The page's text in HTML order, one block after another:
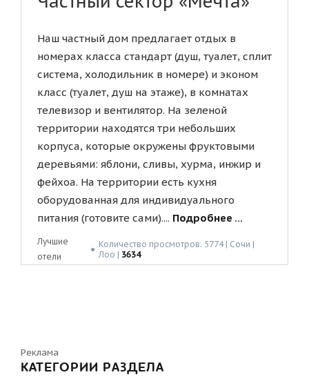
Наш частный дом предлагает отдых в
номерах класса стандарт (душ, туалет, сплит
система, холодильник в номере) и эконом
класс (туалет, душ на этаже), в комнатах
телевизор и вентилятор. На зеленой
территории находятся три небольших
корпуса, которые окружены фруктовыми
деревьями: яблони, сливы, хурма, инжир и
фейхоа. На территории есть кухня
оборудованная для индивидуального
питания (готовите сами).... Подробнее ...
Лучшие
отели
● Количество просмотров: 5774 | Сочи |
Лоо | 3634
Реклама
КАТЕГОРИИ РАЗДЕЛА